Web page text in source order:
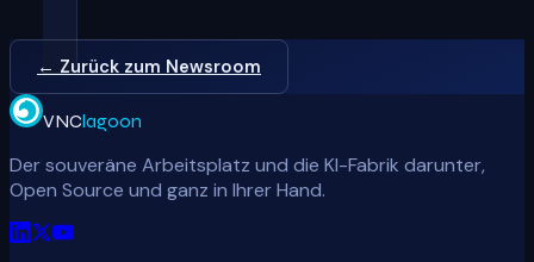
← Zurück zum Newsroom
VNClagoon
Der souveräne Arbeitsplatz und die KI-Fabrik darunter,
Open Source und ganz in Ihrer Hand.